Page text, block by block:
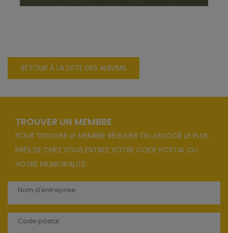
RETOUR À LA LISTE DES ALBUMS
TROUVER UN MEMBRE
POUR TROUVER LE MEMBRE RÉGULIER OU ASSOCIÉ LE PLUS
PRÈS DE CHEZ VOUS ENTREZ VOTRE CODE POSTAL OU
VOTRE MUNICIPALITÉ.